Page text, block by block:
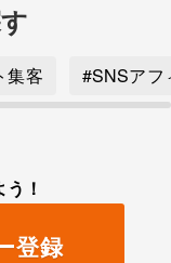
集客 #SNSアフ
！
登録